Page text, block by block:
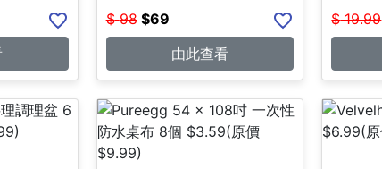
$ 98 $69
由此查看
$ 19.99